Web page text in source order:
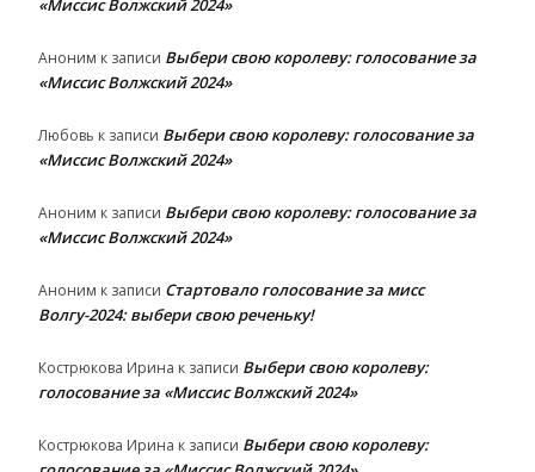
«Миссис Волжский 2024»
Аноним к записи Выбери свою королеву: голосование за
«Миссис Волжский 2024»
Любовь к записи Выбери свою королеву: голосование за
«Миссис Волжский 2024»
Аноним к записи Выбери свою королеву: голосование за
«Миссис Волжский 2024»
Аноним к записи Стартовало голосование за мисс
Волгу-2024: выбери свою реченьку!
Кострюкова Ирина к записи Выбери свою королеву:
голосование за «Миссис Волжский 2024»
Кострюкова Ирина к записи Выбери свою королеву: